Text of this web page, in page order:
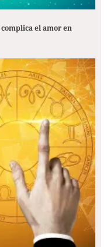
el amor en